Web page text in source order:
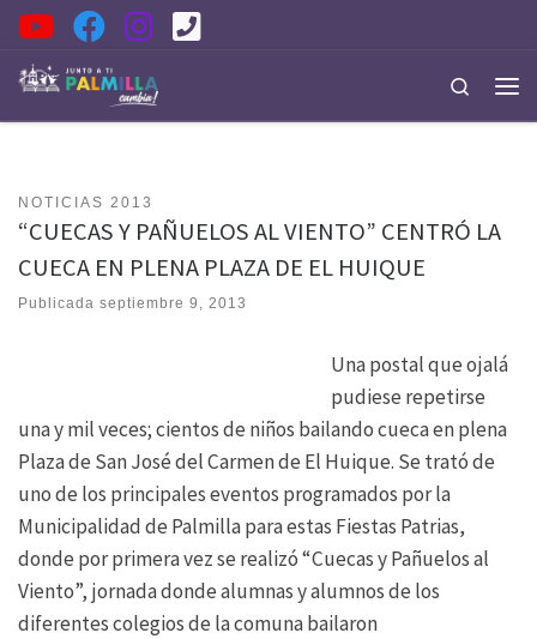
Saltar al contenido
Search
NOTICIAS 2013
“CUECAS Y PAÑUELOS AL VIENTO” CENTRÓ LA
CUECA EN PLENA PLAZA DE EL HUIQUE
Publicada septiembre 9, 2013
Una postal que ojalá
pudiese repetirse
una y mil veces; cientos de niños bailando cueca en plena
Plaza de San José del Carmen de El Huique. Se trató de
uno de los principales eventos programados por la
Municipalidad de Palmilla para estas Fiestas Patrias,
donde por primera vez se realizó “Cuecas y Pañuelos al
Viento”, jornada donde alumnas y alumnos de los
diferentes colegios de la comuna bailaron